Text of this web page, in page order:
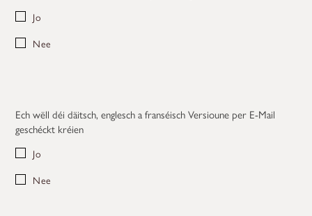
Jo
Nee
Ech wëll déi däitsch, englesch a franséisch Versioune per E-Mail
geschéckt kréien
Jo
Nee